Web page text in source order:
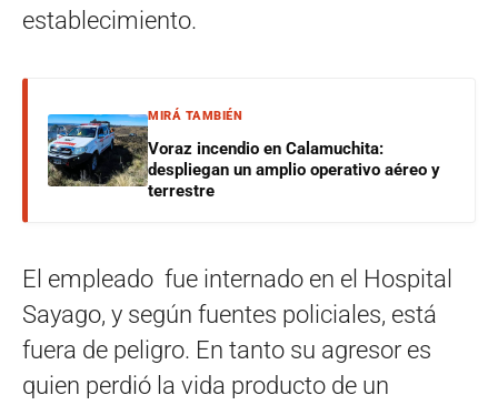
establecimiento.
MIRÁ TAMBIÉN
Voraz incendio en Calamuchita:
despliegan un amplio operativo aéreo y
terrestre
El empleado fue internado en el Hospital
Sayago, y según fuentes policiales, está
fuera de peligro. En tanto su agresor es
quien perdió la vida producto de un